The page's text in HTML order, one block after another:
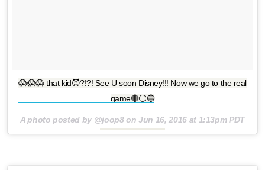
😱😱😱 that kid😈?!?! See U soon Disney!!! Now we go to the real
game🔴⚪️🔵
A photo posted by @joop8 onJun 16, 2016 at 1:13pm PDT